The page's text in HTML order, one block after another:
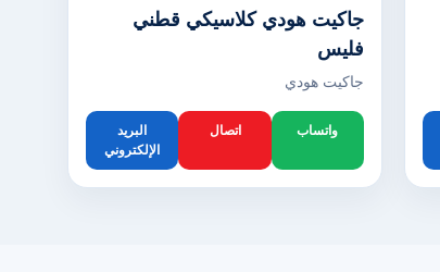
جاكيت هودي كلاسيكي قطني
فليس
جاكيت هودي
واتساب اتصال
البريد
الإلكتروني